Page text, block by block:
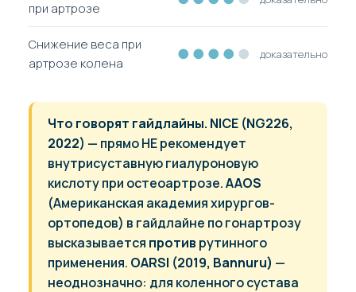
при артрозе
Снижение веса при
артрозе колена
●●●● ● доказательно
Что говорят гайдлайны. NICE (NG226,
2022) — прямо НЕ рекомендует
внутрисуставную гиалуроновую
кислоту при остеоартрозе.AAOS
(Американская академия хирургов-
ортопедов) в гайдлайне по гонартрозу
высказывается против рутинного
применения. OARSI (2019, Bannuru) —
неоднозначно: для коленного сустава